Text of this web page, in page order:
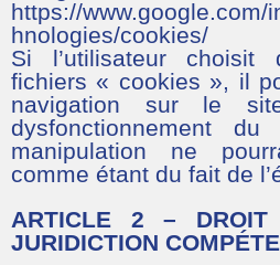
https://www.google.com/
hnologies/cookies/
Si l’utilisateur choisit
fichiers « cookies », il
navigation sur le
dysfonctionnement
manipulation ne
comme étant du fait de
ARTICLE 2 – DROIT
JURIDICTION